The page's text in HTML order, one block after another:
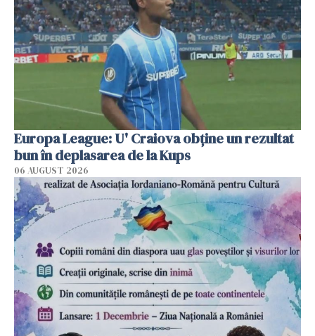
Europa League: U' Craiova obține un rezultat
bun în deplasarea de la Kups
06 AUGUST 2026